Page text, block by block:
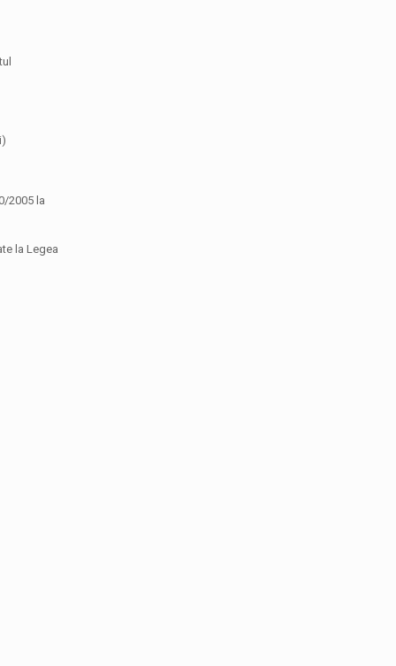
2005 la
la Legea